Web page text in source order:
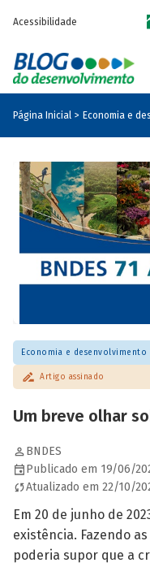
Acessibilidade
Página Inicial Economia e
Economia e desenvolvimento
Artigo assinado
Um breve olhar
BNDES
Publicado em 19/06/
Atualizado em 22/10/
Em 20 de junho de
existência. Fazendo
poderia supor que a